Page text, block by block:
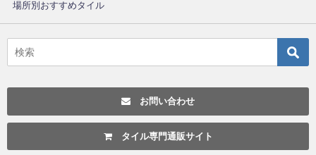
場所別おすすめタイル
お問い合わせ
タイル専門通販サイト